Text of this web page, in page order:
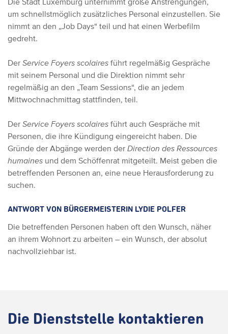
um schnellstmöglich zusätzliches Personal einzustellen. Sie
nimmt an den „Job Days“ teil und hat einen Werbefilm
gedreht.
Der Service Foyers scolaires führt regelmäßig Gespräche
mit seinem Personal und die Direktion nimmt sehr
regelmäßig an den „Team Sessions“, die an jedem
Mittwochnachmittag stattfinden, teil.
Der Service Foyers scolaires führt auch Gespräche mit
Personen, die ihre Kündigung eingereicht haben. Die
Gründe der Abgänge werden der Direction des Ressources
humaines und dem Schöffenrat mitgeteilt. Meist geben die
betreffenden Personen an, eine neue Herausforderung zu
suchen.
ANTWORT VON BÜRGERMEISTERIN LYDIE POLFER
Die betreffenden Personen haben oft den Wunsch, näher
an ihrem Wohnort zu arbeiten – ein Wunsch, der absolut
nachvollziehbar ist.
Die Dienststelle kontaktieren